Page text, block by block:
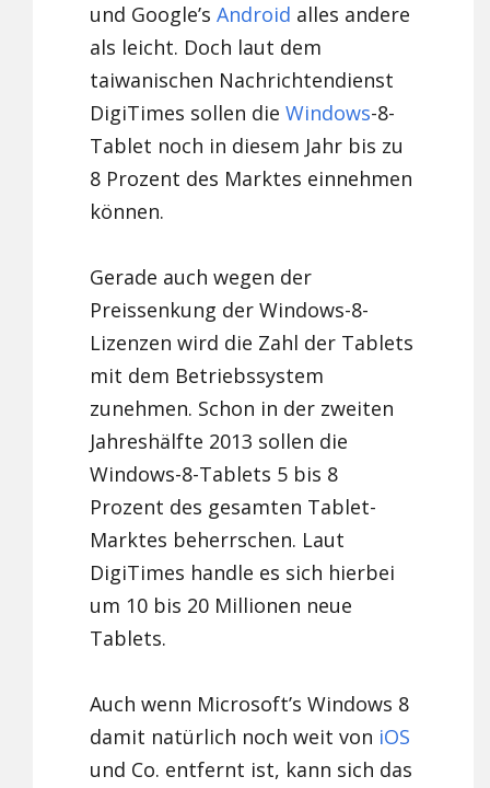
und Google’sAndroid alles andere
als leicht. Doch laut dem
taiwanischen Nachrichtendienst
DigiTimes sollen dieWindows-8-
Tablet noch in diesem Jahr bis zu
8 Prozent des Marktes einnehmen
können.
Gerade auch wegen der
Preissenkung der Windows-8-
Lizenzen wird die Zahl der Tablets
mit dem Betriebssystem
zunehmen. Schon in der zweiten
Jahreshälfte 2013 sollen die
Windows-8-Tablets 5 bis 8
Prozent des gesamten Tablet-
Marktes beherrschen. Laut
DigiTimes handle es sich hierbei
um 10 bis 20 Millionen neue
Tablets.
Auch wenn Microsoft’s Windows 8
damit natürlich noch weit von iOS
und Co. entfernt ist, kann sich das